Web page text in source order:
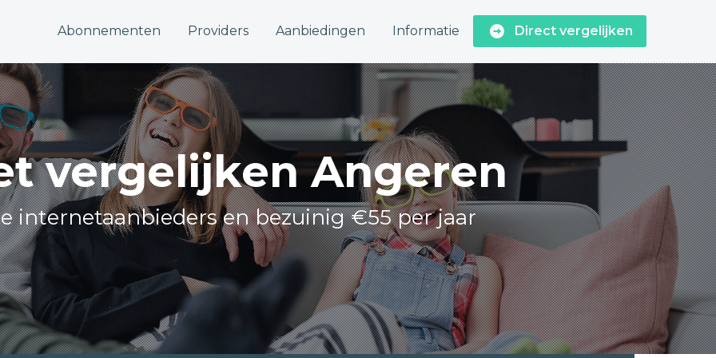
Abonnementen Providers Aanbiedingen Informatie Direct vergelijken
vergelijken Angeren
internetaanbieders en bezuinig €55 per jaar